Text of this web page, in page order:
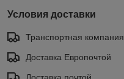
Условия доставки
Транспортная компания
Доставка Европочтой
Доставка почтой